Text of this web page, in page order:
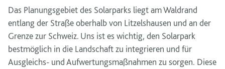
Das Planungsgebiet des Solarparks liegt am Waldrand
entlang der Straße oberhalb von Litzelshausen und an der
Grenze zur Schweiz. Uns ist es wichtig, den Solarpark
bestmöglich in die Landschaft zu integrieren und für
Ausgleichs- und Aufwertungsmaßnahmen zu sorgen. Diese